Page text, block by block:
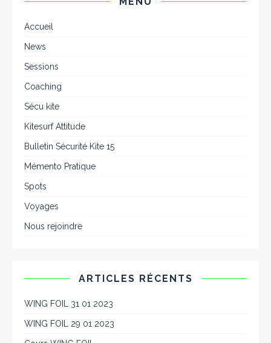
Accueil
News
Sessions
Coaching
Sécu kite
Kitesurf Attitude
Bulletin Sécurité Kite 15
Mémento Pratique
Spots
Voyages
Nous rejoindre
ARTICLES RÉCENTS
WING FOIL 31 01 2023
WING FOIL 29 01 2023